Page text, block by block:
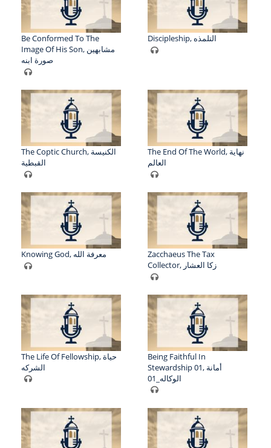
Be Conformed To The
Image Of His Son, مشابهين
صورة ابنه
Discipleship, التلمذه
The Coptic Church, الكنيسة
القبطية
The End Of The World, نهاية
العالم
Knowing God, معرفة الله
Zacchaeus The Tax
Collector, زكا العشار
The Life Of Fellowship, حياة
الشركه
Being Faithful In
Stewardship 01, أمانة
الوكاله_01